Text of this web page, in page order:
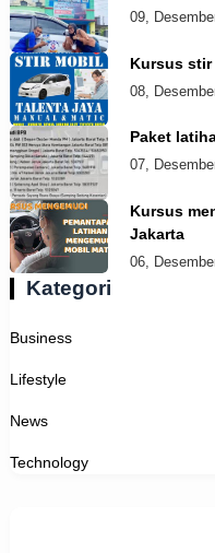
09,
Kursus stir
08,
Paket
07,
Kursus
Jakarta
06,
Kategori
Business
Lifestyle
News
Technology